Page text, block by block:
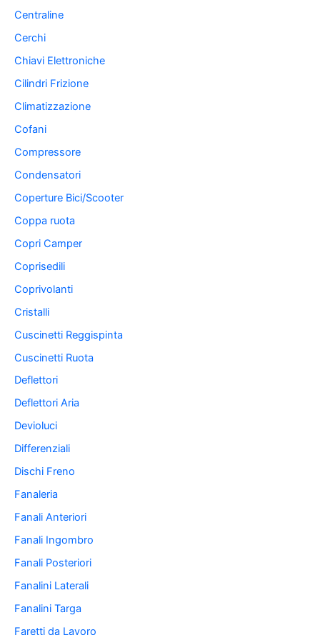
Centraline
Cerchi
Chiavi Elettroniche
Cilindri Frizione
Climatizzazione
Cofani
Compressore
Condensatori
Coperture Bici/Scooter
Coppa ruota
Copri Camper
Coprisedili
Coprivolanti
Cristalli
Cuscinetti Reggispinta
Cuscinetti Ruota
Deflettori
Deflettori Aria
Devioluci
Differenziali
Dischi Freno
Fanaleria
Fanali Anteriori
Fanali Ingombro
Fanali Posteriori
Fanalini Laterali
Fanalini Targa
Faretti da Lavoro